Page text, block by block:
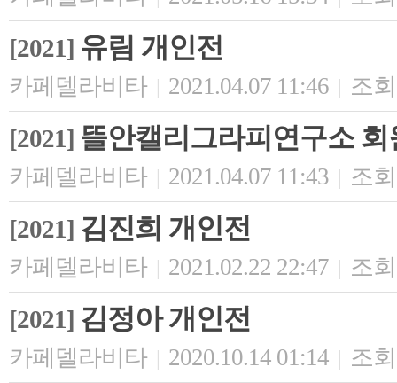
[2021] 유림 개인전
카페델라비타 | 2021.04.07 11:46 | 조
[2021] 뜰안캘리그라피연구소 회
카페델라비타 | 2021.04.07 11:43 | 조
[2021] 김진희 개인전
카페델라비타 | 2021.02.22 22:47 | 조
[2021] 김정아 개인전
카페델라비타 | 2020.10.14 01:14 | 조